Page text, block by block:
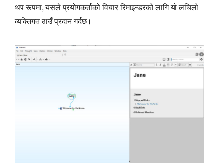
थप रूपमा, यसले प्रयोगकर्ताको विचार रिमाइन्डरको लागि यो लचिलो
व्यक्तिगत ठाउँ प्रदान गर्दछ।